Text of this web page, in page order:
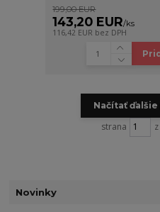
199,00 EUR
143,20 EUR/ks
116,42 EUR bez DPH
Načítať
strana
Novinky